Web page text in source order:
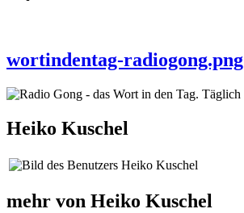
wortindentag-radiogong.png
Heiko Kuschel
mehr von Heiko Kuschel